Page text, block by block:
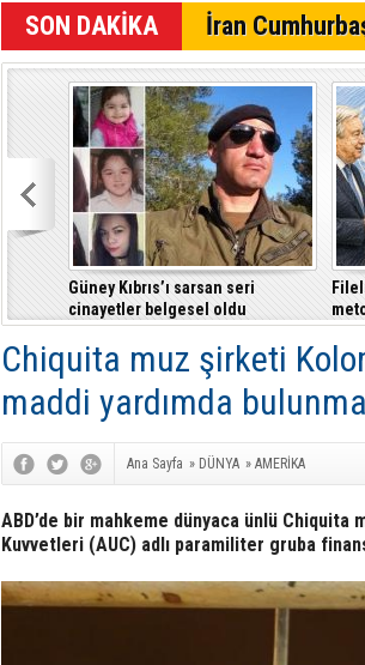
SON DAKİKA İran
Güney Kıbrıs’ı sarsan seri
cinayetler belgesel oldu
etti
Chiquita muz şirketi
maddi yardımda
Ana Sayfa » DÜNYA » AMERİKA
ABD’de bir mahkeme dünyaca ünlü
Kuvvetleri (AUC) adlı paramiliter gruba